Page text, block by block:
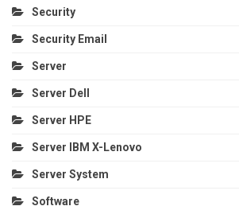
Security
Security Email
Server
Server Dell
Server HPE
Server IBM X-Lenovo
Server System
Software